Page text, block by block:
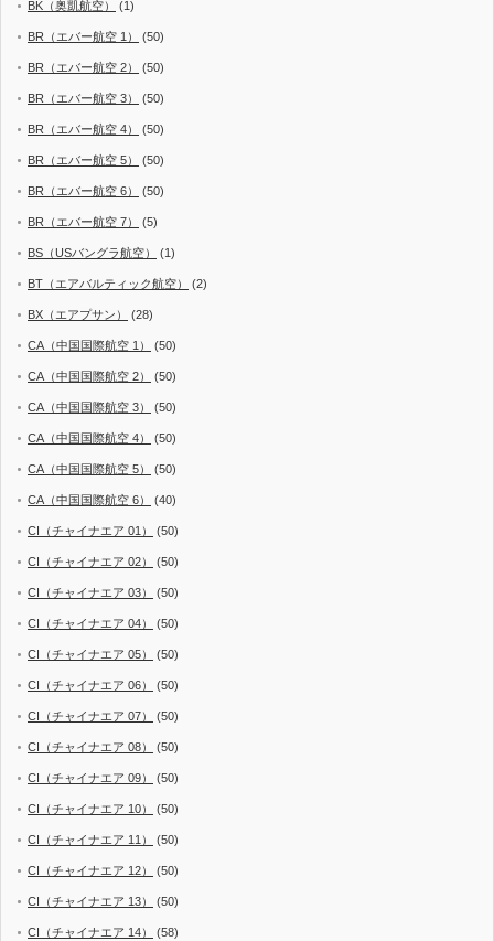
BK（奥凱航空） (1)
BR（エバー航空 1） (50)
BR（エバー航空 2） (50)
BR（エバー航空 3） (50)
BR（エバー航空 4） (50)
BR（エバー航空 5） (50)
BR（エバー航空 6） (50)
BR（エバー航空 7） (5)
BS（USバングラ航空） (1)
BT（エアバルティック航空） (2)
BX（エアプサン） (28)
CA（中国国際航空 1） (50)
CA（中国国際航空 2） (50)
CA（中国国際航空 3） (50)
CA（中国国際航空 4） (50)
CA（中国国際航空 5） (50)
CA（中国国際航空 6） (40)
CI（チャイナエア 01） (50)
CI（チャイナエア 02） (50)
CI（チャイナエア 03） (50)
CI（チャイナエア 04） (50)
CI（チャイナエア 05） (50)
CI（チャイナエア 06） (50)
CI（チャイナエア 07） (50)
CI（チャイナエア 08） (50)
CI（チャイナエア 09） (50)
CI（チャイナエア 10） (50)
CI（チャイナエア 11） (50)
CI（チャイナエア 12） (50)
CI（チャイナエア 13） (50)
CI（チャイナエア 14） (58)